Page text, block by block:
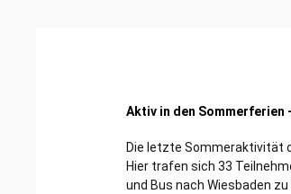
Aktiv in den Sommerferien
Die letzte Sommeraktivität
Hier trafen sich 33
und Bus nach Wiesbaden